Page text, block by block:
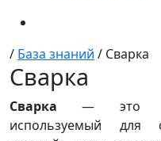
/ База знаний / Сварка
Сварка
Сварка — это
используемый для